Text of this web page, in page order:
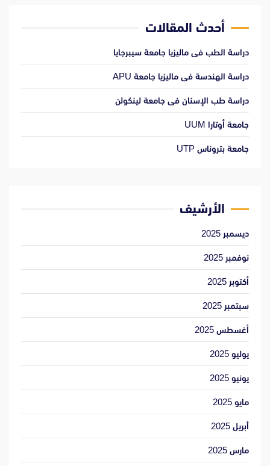
أحدث المقالات
دراسة الطب فى ماليزيا جامعة سيبرجايا
دراسة الهندسة فى ماليزيا جامعة APU
دراسة طب الإسنان فى جامعة لينكولن
جامعة أوتارا UUM
جامعة بتروناس UTP
الأرشيف
ديسمبر 2025
نوفمبر 2025
أكتوبر 2025
سبتمبر 2025
أغسطس 2025
يوليو 2025
يونيو 2025
مايو 2025
أبريل 2025
مارس 2025